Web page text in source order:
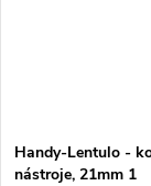
Handy-Lentulo -
nástroje, 21mm 1